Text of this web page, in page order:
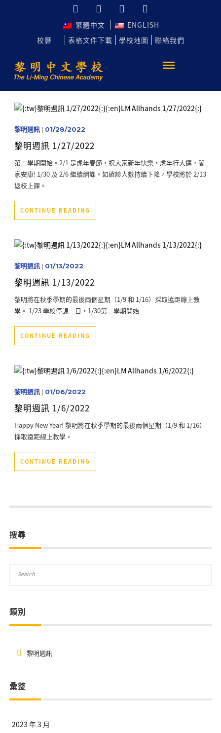
繁體中文
ENGLISH
校曆
表格文件下載 學校地圖 聯絡我們
黎明週訊| 01/28/2022
黎明週訊 1/27/2022
第二學期開始。2/1 是虎年春節，祝大家新年快樂，虎年行大運，閤
家安康! 1/30 及 2/6 繼續網課。如確診人數持續下降，學校將於 2/13
返校上課。
CONTINUE READING
黎明週訊| 01/13/2022
黎明週訊 1/13/2022
黎明將在秋季學期的最後兩個星期（1/9 和 1/16）採取遠距線上教
學。 1/23 學校停課一日，1/30第二學期開始
CONTINUE READING
黎明週訊| 01/06/2022
黎明週訊 1/6/2022
Happy New Year! 黎明將在秋季學期的最後兩個星期（1/9 和 1/16）
採取遠距線上教學。
CONTINUE READING
搜尋
類別
黎明週訊
彙整
2023 年 3 月